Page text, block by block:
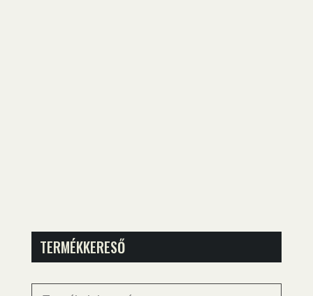
TERMÉKKERESŐ
Keresés